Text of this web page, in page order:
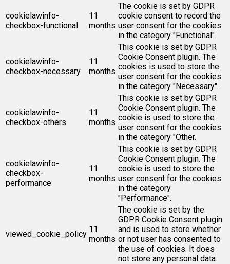
cookielawinfo-
checkbox-functional
11
months
The cookie is set by GDPR
cookie consent to record the
user consent for the cookies
in the category "Functional".
cookielawinfo-
checkbox-necessary
11
months
This cookie is set by GDPR
Cookie Consent plugin. The
cookies is used to store the
user consent for the cookies
in the category "Necessary".
cookielawinfo-
checkbox-others
11
months
This cookie is set by GDPR
Cookie Consent plugin. The
cookie is used to store the
user consent for the cookies
in the category "Other.
cookielawinfo-
checkbox-
performance
11
months
This cookie is set by GDPR
Cookie Consent plugin. The
cookie is used to store the
user consent for the cookies
in the category
"Performance".
viewed_cookie_policy 11
months
The cookie is set by the
GDPR Cookie Consent plugin
and is used to store whether
or not user has consented to
the use of cookies. It does
not store any personal data.